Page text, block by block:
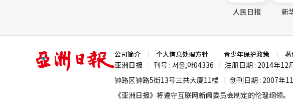
人民日报 新
亚
洲
日
公司简介 个人信息处理方针 青少年保护政策 著
亚洲日报 刊号 : 서울,아04336 注册日期 : 2014年12
钟路区钟路5街13号三共大厦11楼
创刊日期 : 2007年
《亚洲日报》将遵守互联网新闻委员会制定的伦理纲领。